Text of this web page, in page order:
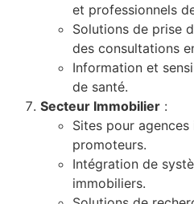
et professionnels
Solutions de prise
des consultations
Information et
de santé.
Secteur Immobilier :
Sites pour
promoteurs.
Intégration de
immobiliers.